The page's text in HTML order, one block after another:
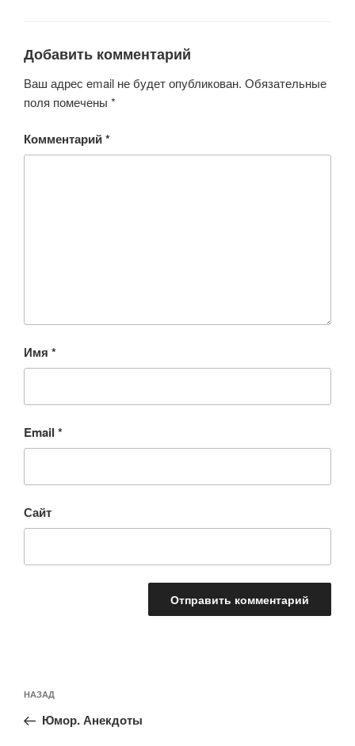
o
k
p ss
ni
Добавить комментарий
Ваш адрес email не будет опубликован. Обязательные
поля помечены *
Комментарий*
Имя *
Email *
Сайт
по
записям
Предыдущая
запись:
НАЗАД
Юмор. Анекдоты